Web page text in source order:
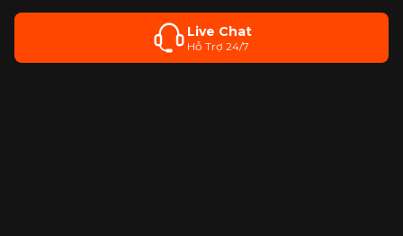
Live Chat
Hỗ Trợ 24/7